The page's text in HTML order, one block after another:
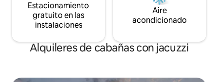
Estacionamiento
gratuito en las
instalaciones
Aire
acondicionado
Alquileres de cabañas con jacuzzi